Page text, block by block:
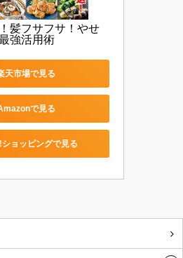
髪フサフサ！やせ
強活用術
天市場で見る
で見る
ョッピングで見る